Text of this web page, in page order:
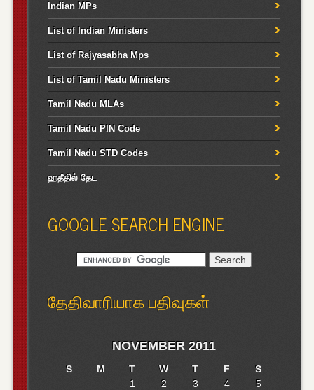
Indian MPs
List of Indian Ministers
List of Rajyasabha Mps
List of Tamil Nadu Ministers
Tamil Nadu MLAs
Tamil Nadu PIN Code
Tamil Nadu STD Codes
ஹதீதில் தேட
GOOGLE SEARCH ENGINE
தேதிவாரியாக பதிவுகள்
NOVEMBER 2011
S M T W T F
S
1
2 3 4
5